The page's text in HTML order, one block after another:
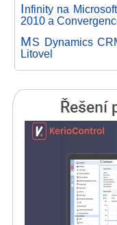
Infinity na
2010 a
MS Dynamics
Litovel